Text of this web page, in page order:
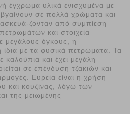
έγχρωμα υλικά ενισχυμένα με
σε πολλά χρώματα και
ζονταν από συμπίεση
και στοιχεία
μεγάλους όγκους, η
ίδια με τα φυσικά πετρώματα. Τα
καλούπια και έχει μεγάλη
σε επένδυση τζακιών και
Ευρεία είναι η χρήση
και κουζίνας, λόγω των
της μειωμένης